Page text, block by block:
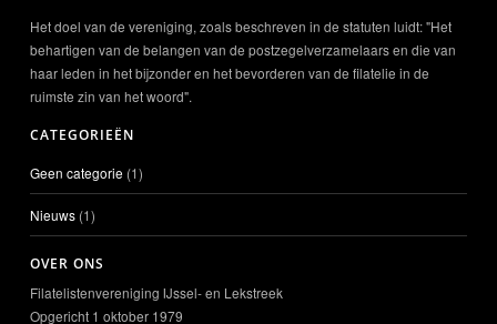
Het doel van de vereniging, zoals beschreven in de statuten luidt: "Het
behartigen van de belangen van de postzegelverzamelaars en die van
haar leden in het bijzonder en het bevorderen van de filatelie in de
ruimste zin van het woord".
CATEGORIEËN
Geen categorie (1)
Nieuws (1)
OVER ONS
Filatelistenvereniging IJssel- en Lekstreek
Opgericht 1 oktober 1979